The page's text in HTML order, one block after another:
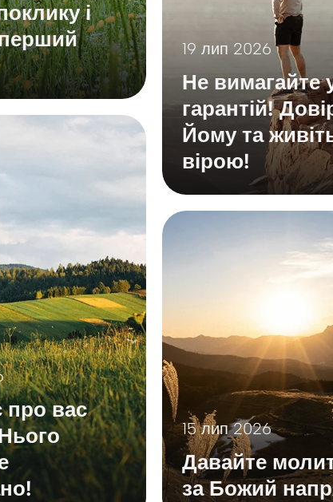
і
19 лип 2026
Не вимагайте
гарантій!
Йому та
вірою!
про вас
15 лип 2026
Давайте
за Божий